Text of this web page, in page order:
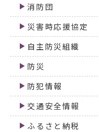
消防団
災害時応援協定
自主防災組織
防災
防犯情報
交通安全情報
ふるさと納税